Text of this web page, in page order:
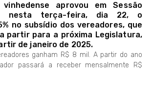
aprovou em Sessão
nesta terça-feira, dia 22, o
no subsídio dos vereadores, que
partir para a próxima Legislatura,
de janeiro de 2025.
ganham R$ 8 mil. A partir do ano
passará a receber mensalmente R$